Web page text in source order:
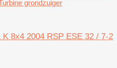
grondzuiger
8x4 2004 RSP ESE 32 / 7-2